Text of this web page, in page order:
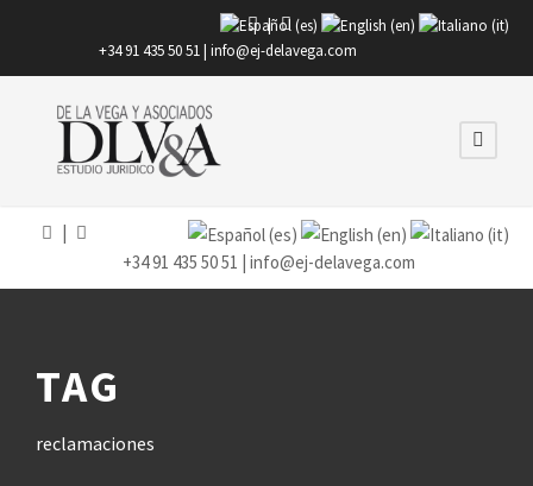
|
+34 91 435 50 51 | info@ej-delavega.com
+34 91 435 50 51 | info@ej-delavega.com
TAG
reclamaciones